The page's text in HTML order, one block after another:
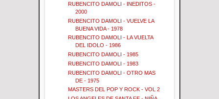
RUBENCITO DAMOLI - INEDITOS -
2000
RUBENCITO DAMOLI - VUELVE LA
BUENA VIDA - 1978
RUBENCITO DAMOLI - LA VUELTA
DEL IDOLO - 1986
RUBENCITO DAMOLI - 1985
RUBENCITO DAMOLI - 1983
RUBENCITO DAMOLI - OTRO MAS
DE - 1975
MASTERS DEL POP Y ROCK - VOL 2